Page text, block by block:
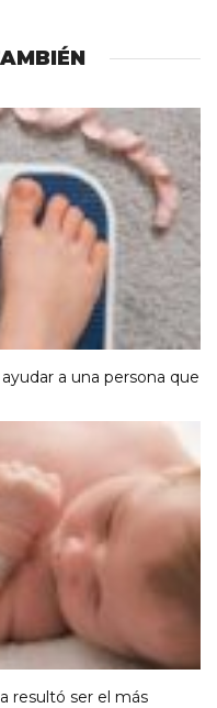
a una persona que
resultó ser el más